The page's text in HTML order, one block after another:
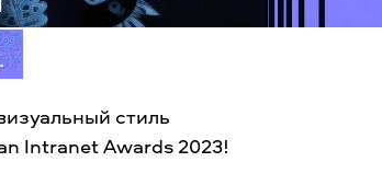
стиль
Intranet Awards 2023!